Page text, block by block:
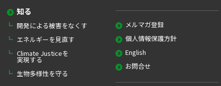
知る
開発による被害をなくす
エネルギーを見直す
Climate Justiceを
実現する
生物多様性を守る
メルマガ登録
個人情報保護方針
English
お問合せ